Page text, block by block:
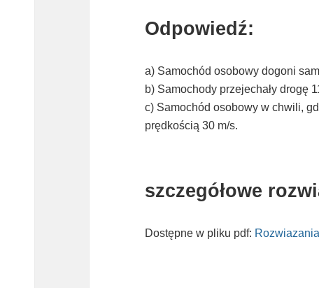
Odpowiedź:
a) Samochód osobowy dogoni
b) Samochody przejechały drogę
c) Samochód osobowy w chwili,
prędkością 30 m/s.
szczegółowe
Dostępne w pliku pdf: